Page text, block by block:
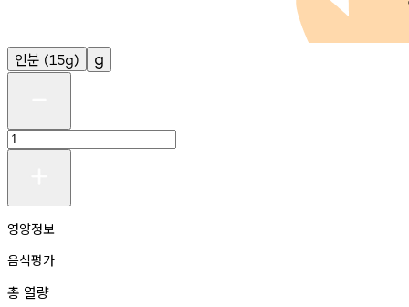
인분 (15g) g
영양정보
음식평가
총 열량